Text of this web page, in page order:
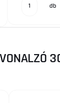
db